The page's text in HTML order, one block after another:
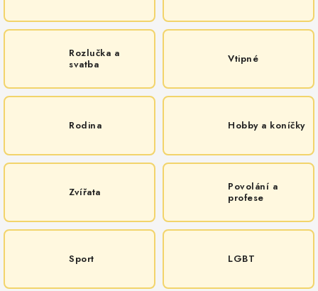
Rozlučka a
svatba
Vtipné
Rodina Hobby a koníčky
Zvířata
Povolání a
profese
Sport LGBT